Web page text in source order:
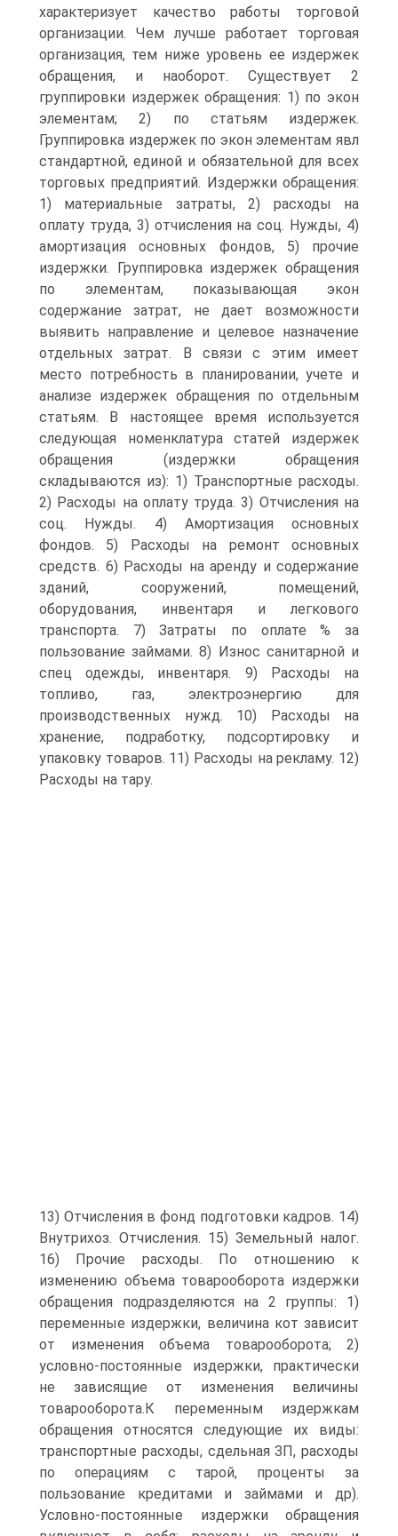
характеризует качество работы торговой
организации. Чем лучше работает торговая
организация, тем ниже уровень ее издержек
обращения, и наоборот. Существует 2
группировки издержек обращения: 1) по экон
элементам; 2) по статьям издержек.
Группировка издержек по экон элементам явл
стандартной, единой и обязательной для всех
торговых предприятий. Издержки обращения:
1) материальные затраты, 2) расходы на
оплату труда, 3) отчисления на соц. Нужды, 4)
амортизация основных фондов, 5) прочие
издержки. Группировка издержек обращения
по элементам, показывающая экон
содержание затрат, не дает возможности
выявить направление и целевое назначение
отдельных затрат. В связи с этим имеет
место потребность в планировании, учете и
анализе издержек обращения по отдельным
статьям. В настоящее время используется
следующая номенклатура статей издержек
обращения (издержки обращения
складываются из): 1) Транспортные расходы.
2) Расходы на оплату труда. 3) Отчисления на
соц. Нужды. 4) Амортизация основных
фондов. 5) Расходы на ремонт основных
средств. 6) Расходы на аренду и содержание
зданий, сооружений, помещений,
оборудования, инвентаря и легкового
транспорта. 7) Затраты по оплате % за
пользование займами. 8) Износ санитарной и
спец одежды, инвентаря. 9) Расходы на
топливо, газ, электроэнергию для
производственных нужд. 10) Расходы на
хранение, подработку, подсортировку и
упаковку товаров. 11) Расходы на рекламу. 12)
Расходы на тару.
13) Отчисления в фонд подготовки кадров. 14)
Внутрихоз. Отчисления. 15) Земельный налог.
16) Прочие расходы. По отношению к
изменению объема товарооборота издержки
обращения подразделяются на 2 группы: 1)
переменные издержки, величина кот зависит
от изменения объема товарооборота; 2)
условно-постоянные издержки, практически
не зависящие от изменения величины
товарооборота.К переменным издержкам
обращения относятся следующие их виды:
транспортные расходы, сдельная ЗП, расходы
по операциям с тарой, проценты за
пользование кредитами и займами и др).
Условно-постоянные издержки обращения